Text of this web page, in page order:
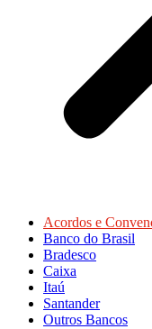
Acordos e
Banco do Brasil
Bradesco
Caixa
Itaú
Santander
Outros Bancos